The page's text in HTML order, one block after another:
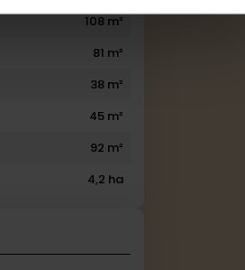
108 m²
81 m²
38 m²
45 m²
92 m²
4,2 ha